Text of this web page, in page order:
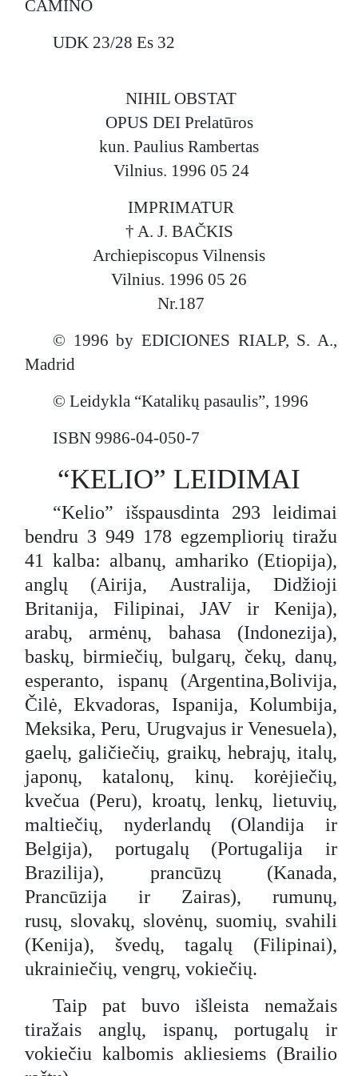
Išvada
kiekvienam, norinčiam ne bėgti nuo
Knyga siūlo aiškų ir konkretų planą,
kaip kasdienius darbus ir pareigas
paversti nuolatiniu bendravimu su
meile atsiliepti į Dievo valią,
paverčiant visą savo gyvenimą
tarnyste Jam ir artimui. Tai išlieka
galingas ir aktualus šaltinis visiems,
ieškantiems gilesnio ir labiau
integruoto dvasinio gyvenimo.
CAMINO
UDK 23/28 Es 32
NIHIL OBSTAT
OPUS DEI Prelatūros
kun. Paulius Rambertas
Vilnius. 1996 05 24
IMPRIMATUR
† A. J. BAČKIS
Archiepiscopus Vilnensis
Vilnius. 1996 05 26
Nr.187
© 1996 by EDICIONES RIALP, S. A.,
Madrid
© Leidykla “Katalikų pasaulis”, 1996
ISBN 9986-04-050-7
“KELIO” LEIDIMAI
“Kelio” išspausdinta 293 leidimai
bendru 3 949 178 egzempliorių tiražu
41 kalba: albanų, amhariko (Etiopija),
anglų (Airija, Australija, Didžioji
Britanija, Filipinai, JAV ir Kenija),
arabų, armėnų, bahasa (Indonezija),
baskų, birmiečių, bulgarų, čekų, danų,
esperanto, ispanų (Argentina,Bolivija,
Čilė, Ekvadoras, Ispanija, Kolumbija,
Meksika, Peru, Urugvajus ir Venesuela),
gaelų, galičiečių, graikų, hebrajų, italų,
japonų, katalonų, kinų. korėjiečių,
kvečua (Peru), kroatų, lenkų, lietuvių,
maltiečių, nyderlandų (Olandija ir
Belgija), portugalų (Portugalija ir
Brazilija), prancūzų (Kanada,
Prancūzija ir Zairas), rumunų,
rusų, slovakų, slovėnų, suomių, svahili
(Kenija), švedų, tagalų (Filipinai),
ukrainiečių, vengrų, vokiečių.
Taip pat buvo išleista nemažais
tiražais anglų, ispanų, portugalų ir
vokiečiu kalbomis akliesiems (Brailio